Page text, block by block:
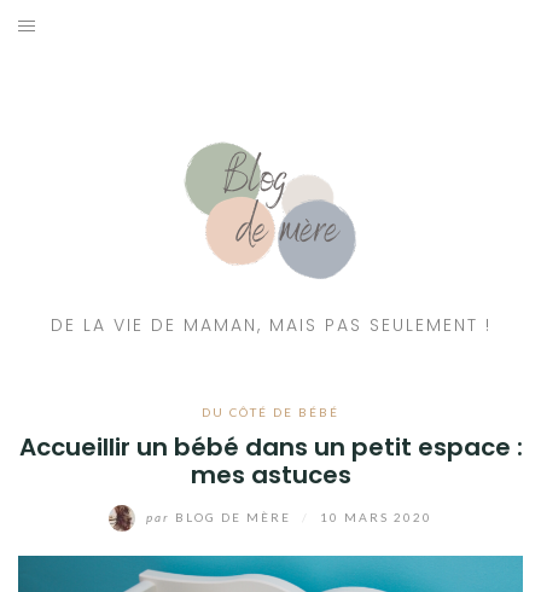
DE LA VIE DE MAMAN, MAIS PAS SEULEMENT !
DU CÔTÉ DE BÉBÉ
Accueillir un bébé dans un petit espace :
mes astuces
par BLOG DE MÈRE 10 MARS 2020
RESSOURCES NUTRITION & PARENTALITÉ